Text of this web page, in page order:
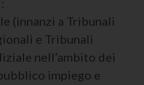
(innanzi a Tribunali
e Tribunali
nell’ambito dei
impiego e